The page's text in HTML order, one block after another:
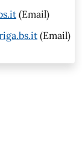
(Email)
(Email)